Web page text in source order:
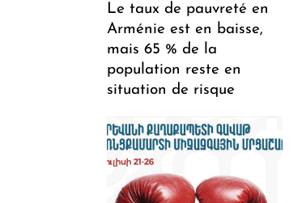
Le taux de pauvreté en
Arménie est en baisse,
mais 65 % de la
population reste en
situation de risque